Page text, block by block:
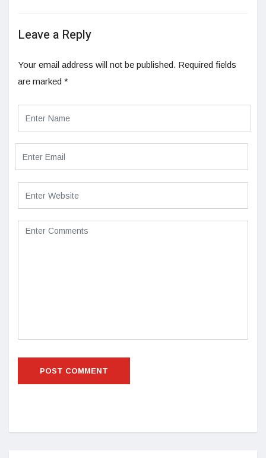
Leave a Reply
Your email address will not be published. Required fields
are marked *